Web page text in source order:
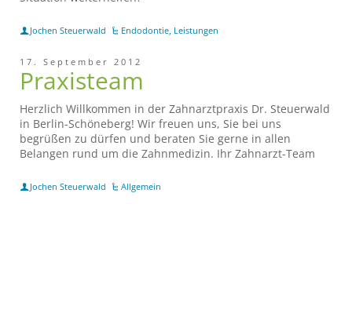
Jochen Steuerwald Endodontie, Leistungen
17. September 2012
Praxisteam
Herzlich Willkommen in der Zahnarztpraxis Dr. Steuerwald
in Berlin-Schöneberg! Wir freuen uns, Sie bei uns
begrüßen zu dürfen und beraten Sie gerne in allen
Belangen rund um die Zahnmedizin. Ihr Zahnarzt-Team
Jochen Steuerwald Allgemein